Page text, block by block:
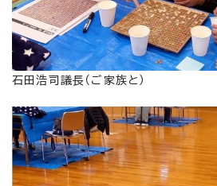
石田浩司議長（ご家族と）